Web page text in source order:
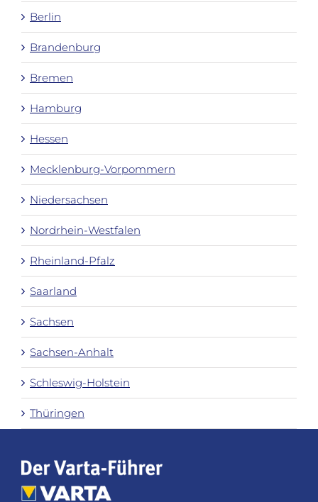
Berlin
Brandenburg
Bremen
Hamburg
Hessen
Mecklenburg-Vorpommern
Niedersachsen
Nordrhein-Westfalen
Rheinland-Pfalz
Saarland
Sachsen
Sachsen-Anhalt
Schleswig-Holstein
Thüringen